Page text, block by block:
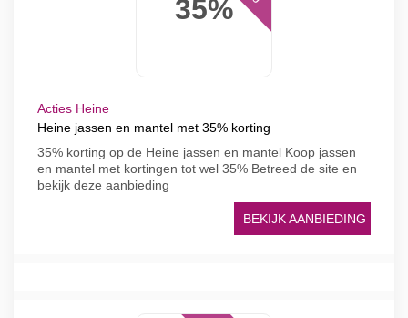
35%
Acties Heine
Heine jassen en mantel met 35% korting
35% korting op de Heine jassen en mantel Koop jassen
en mantel met kortingen tot wel 35% Betreed de site en
bekijk deze aanbieding
BEKIJK AANBIEDING